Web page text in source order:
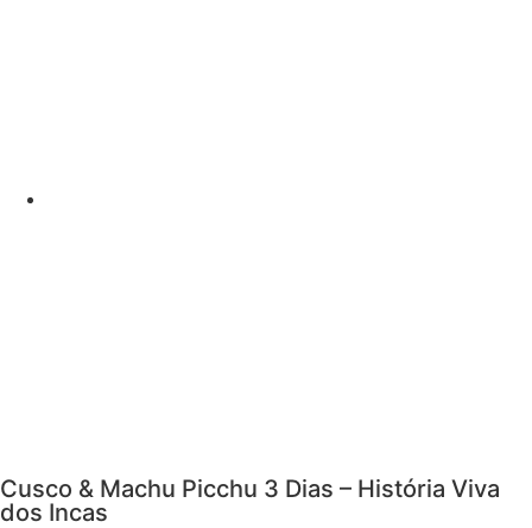
Cusco & Machu Picchu 3 Dias – História Viva
dos Incas